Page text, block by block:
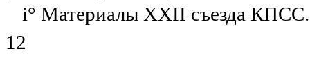
i° Материалы XXII съезда
12